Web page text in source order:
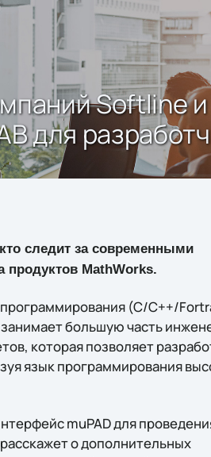
Softline
для
следит за современными
продуктов MathWorks.
(С/C++/
большую часть
которая позволяет
язык программирования
muPAD для
о дополнительных